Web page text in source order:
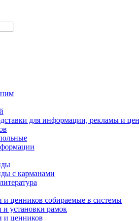
для информации, рекламы и
с карманами
ценников собираемые в системы
и установки рамок
и ценников